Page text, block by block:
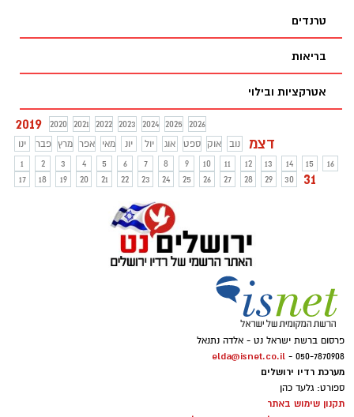
סוגי מלאכה שונים.
טרנדים
בריאות
אטרקציות ובילוי
2019 2020 2021 2022 2023 2024 2025
2026
ינו
פבר מרץ אפר מאי יונ יול אוג ספט אוק נוב דצמ
1 2 3 4 5 6 7 8 9 10 11 12 13 14 15
16
17
18 19 20 21 22 23 24 25 26 27 28 29 30 31
פרסום ברשת ישראל נט - אלדה נתנאל
050-7870908 -
elda@isnet.co.il
מערכת רדיו ירושלים
ספורט: גלעד כהן
תקנון שימוש באתר